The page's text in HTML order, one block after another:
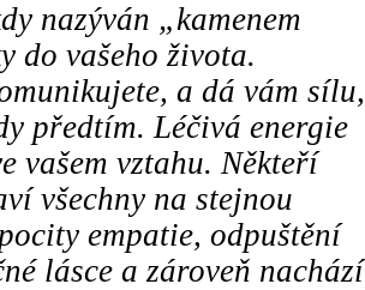
nazýván „kamenem
do vašeho života.
a dá vám sílu,
předtím. Léčivá energie
vašem vztahu. Někteří
všechny na stejnou
empatie, odpuštění
lásce a zároveň nachází